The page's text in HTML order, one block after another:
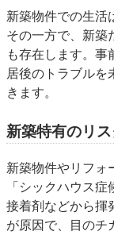
新築物件での生活
その一方で、新築
も存在します。事
居後のトラブルを
きます。
新築特有のリ
新築物件やリフォ
「シックハウス
接着剤などから揮
が原因で、目のチ